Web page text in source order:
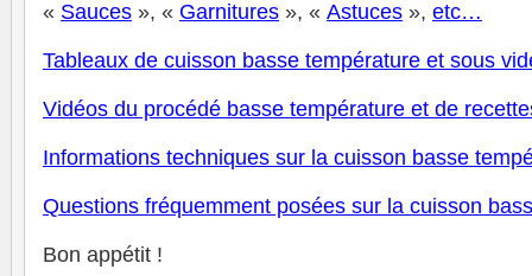
« Sauces », « Garnitures », « Astuces », etc…
Tableaux de cuisson basse température et sous
Vidéos du procédé basse température et de
Informations techniques sur la cuisson basse
Questions fréquemment posées sur la cuisson
Bon appétit !